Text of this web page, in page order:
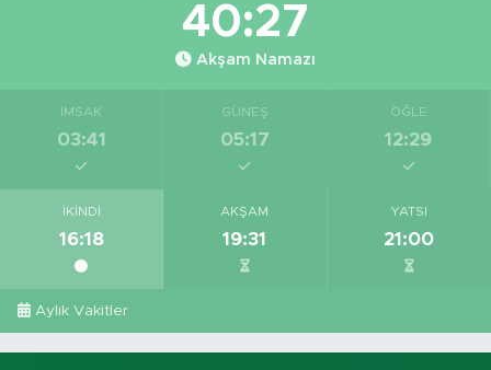
40:26
Akşam Namazı
İMSAK
03:41
GÜNEŞ
05:17
ÖĞLE
12:29
İKINDI
16:18
AKŞAM
19:31
YATSI
21:00
Aylık Vakitler